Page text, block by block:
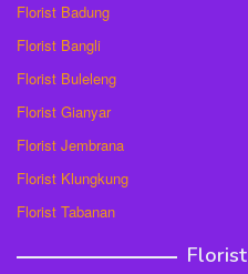
Florist Badung
Florist Bangli
Florist Buleleng
Florist Gianyar
Florist Jembrana
Florist Klungkung
Florist Tabanan